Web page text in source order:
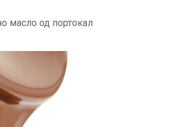
масло од портокал